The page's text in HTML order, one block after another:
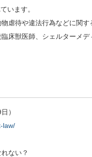
います。
虐待や違法行為などに関す
床獣医師、シェルターメ
）
law/
ない？